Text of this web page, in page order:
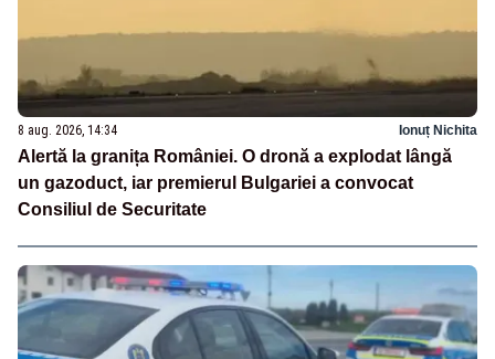
8 aug. 2026, 14:34 Ionuț Nichita
Alertă la granița României. O dronă a explodat lângă
un gazoduct, iar premierul Bulgariei a convocat
Consiliul de Securitate